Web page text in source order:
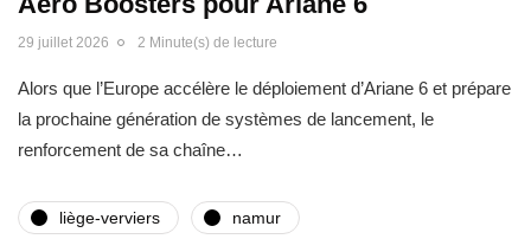
29 juillet 2026 2 Minute(s) de lecture
Alors que l’Europe accélère le déploiement d’Ariane 6 et prépare
la prochaine génération de systèmes de lancement, le
renforcement de sa chaîne…
liège-verviers namur